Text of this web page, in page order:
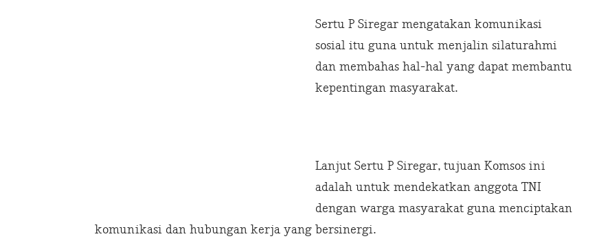
Sertu P Siregar mengatakan komunikasi
sosial itu guna untuk menjalin silaturahmi
dan membahas hal-hal yang dapat membantu
kepentingan masyarakat.
Lanjut Sertu P Siregar, tujuan Komsos ini
adalah untuk mendekatkan anggota TNI
dengan warga masyarakat guna menciptakan
komunikasi dan hubungan kerja yang bersinergi.